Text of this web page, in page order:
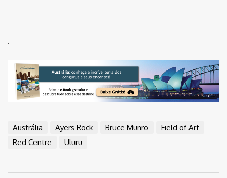
.
Austrália Ayers Rock Bruce Munro
Field of Art
Red Centre
Uluru